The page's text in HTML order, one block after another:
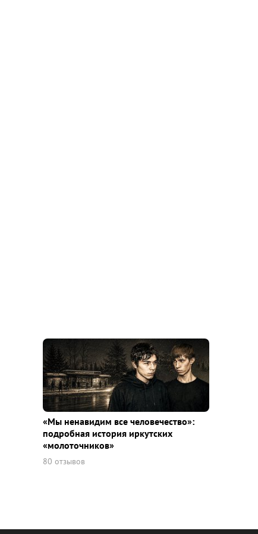
«Мы ненавидим все человечество»:
подробная история иркутских
«молоточников»
80 отзывов